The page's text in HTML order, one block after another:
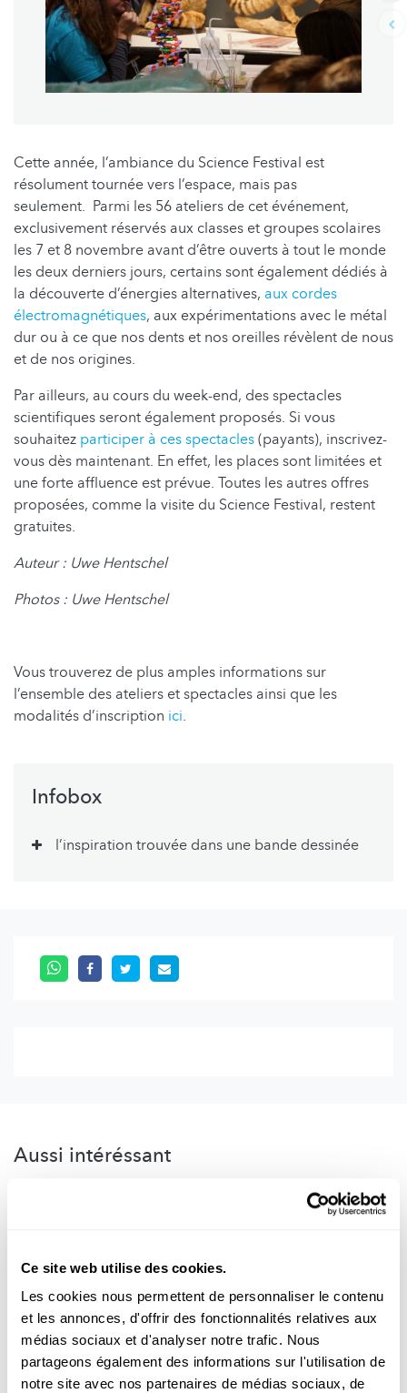
Ce site web utilise des cookies.
Les cookies nous permettent de personnaliser le contenu
et les annonces, d'offrir des fonctionnalités relatives aux
médias sociaux et d'analyser notre trafic. Nous
partageons également des informations sur l'utilisation de
notre site avec nos partenaires de médias sociaux, de
Cette année, l’ambiance du Science Festival est
résolument tournée vers l’espace, mais pas
seulement. Parmi les 56 ateliers de cet événement,
exclusivement réservés aux classes et groupes scolaires
les 7 et 8 novembre avant d’être ouverts à tout le monde
les deux derniers jours, certains sont également dédiés à
la découverte d’énergies alternatives, aux cordes
électromagnétiques, aux expérimentations avec le métal
dur ou à ce que nos dents et nos oreilles révèlent de nous
et de nos origines.
Par ailleurs, au cours du week-end, des spectacles
scientifiques seront également proposés. Si vous
souhaitez participer à ces spectacles(payants), inscrivez-
vous dès maintenant. En effet, les places sont limitées et
une forte affluence est prévue. Toutes les autres offres
proposées, comme la visite du Science Festival, restent
gratuites.
Auteur : Uwe Hentschel
Photos : Uwe Hentschel
Vous trouverez de plus amples informations sur
l’ensemble des ateliers et spectacles ainsi que les
modalités d’inscription ici.
Infobox
l’inspiration trouvée dans une bande dessinée
Aussi intéréssant